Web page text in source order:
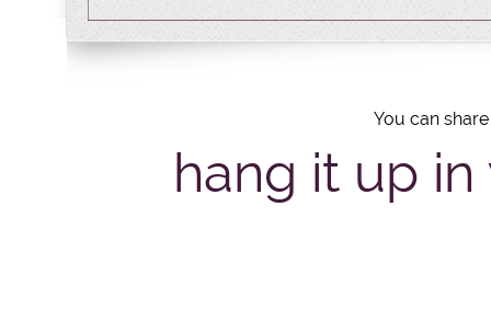
You can
hang it up